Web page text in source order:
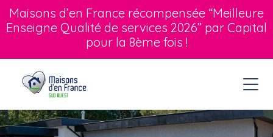
Maisons d’en France récompensée “Meilleure
Enseigne Qualité de services 2026” par Capital
pour la 8ème fois !